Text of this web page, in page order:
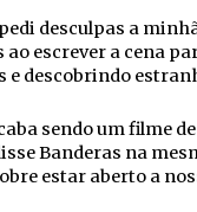
desculpas a
escrever a cena
descobrindo
sendo um filme
Banderas na
estar aberto a